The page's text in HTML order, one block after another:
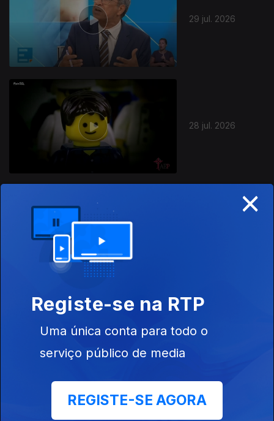
29 jul. 2026
28 jul. 2026
24 jul. 2026
944523
×
Registe-se na RTP
Uma única conta para todo o
serviço público de media
REGISTE-SE AGORA